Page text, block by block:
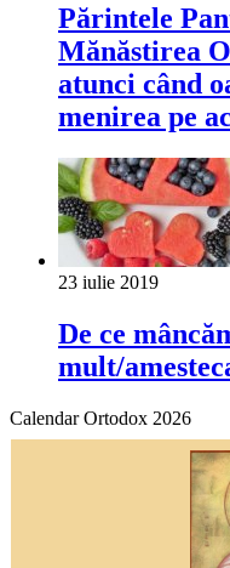
Părintele
Mănăstirea
atunci când
menirea pe
23 iulie 2019
De ce
mult/
Calendar Ortodox 2026